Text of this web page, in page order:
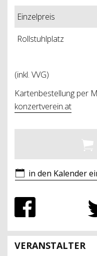
Einzelpreis
Rollstuhlplatz
(inkl. VVG)
Kartenbestellung per
konzertverein.at
in den Kalender
VERANSTALTER